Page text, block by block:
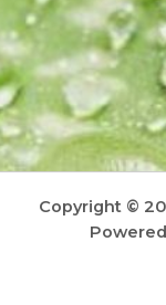
Copyright ©